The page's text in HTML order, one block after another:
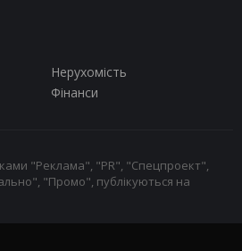
Нерухомість
Фінанси
"Реклама", "PR", "Спецпроект",
"Промо", публікуються на